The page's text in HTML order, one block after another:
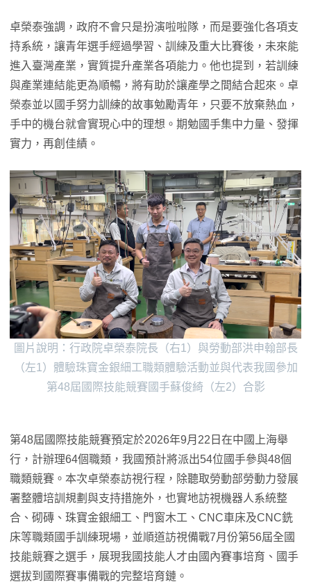
卓榮泰強調，政府不會只是扮演啦啦隊，而是要強化各項支
持系統，讓青年選手經過學習、訓練及重大比賽後，未來能
進入臺灣產業，實質提升產業各項能力。他也提到，若訓練
與產業連結能更為順暢，將有助於讓產學之間結合起來。卓
榮泰並以國手努力訓練的故事勉勵青年，只要不放棄熱血，
手中的機台就會實現心中的理想。期勉國手集中力量、發揮
實力，再創佳績。
圖片說明：行政院卓榮泰院長（右1）與勞動部洪申翰部長
（左1）體驗珠寶金銀細工職類體驗活動並與代表我國參加
第48屆國際技能競賽國手蘇俊綺（左2）合影
第48屆國際技能競賽預定於2026年9月22日在中國上海舉
行，計辦理64個職類，我國預計將派出54位國手參與48個
職類競賽。本次卓榮泰訪視行程，除聽取勞動部勞動力發展
署整體培訓規劃與支持措施外，也實地訪視機器人系統整
合、砌磚、珠寶金銀細工、門窗木工、CNC車床及CNC銑
床等職類國手訓練現場，並順道訪視備戰7月份第56屆全國
技能競賽之選手，展現我國技能人才由國內賽事培育、國手
選拔到國際賽事備戰的完整培育鏈。